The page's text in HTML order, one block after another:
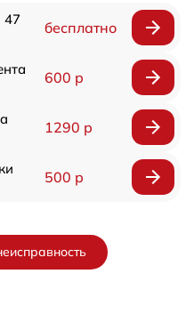
47
бесплатно
600 р
1290 р
500 р